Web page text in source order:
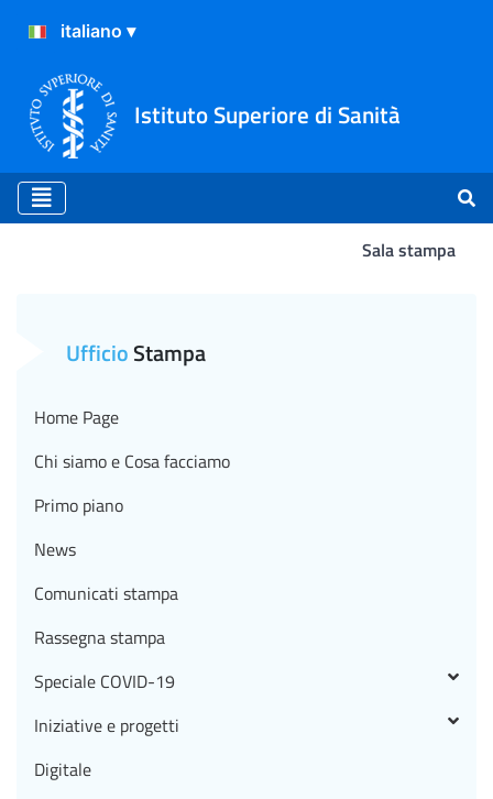
Istituto Superiore di Sanità
Sala stampa
UfficioStampa
Home Page
Chi siamo e Cosa facciamo
Primo piano
News
Comunicati stampa
Rassegna stampa
Speciale COVID-19
Iniziative e progetti
Digitale